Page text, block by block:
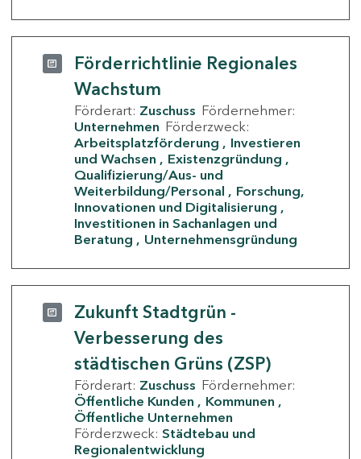
Förderrichtlinie Regionales
Wachstum
Förderart: Zuschuss Fördernehmer:
Unternehmen Förderzweck:
Arbeitsplatzförderung
Investieren
und Wachsen
Existenzgründung
Qualifizierung/Aus- und
Weiterbildung/Personal
Forschung,
Innovationen und Digitalisierung
Investitionen in Sachanlagen und
Beratung
Unternehmensgründung
Zukunft Stadtgrün -
Verbesserung des
städtischen Grüns (ZSP)
Förderart: Zuschuss Fördernehmer:
Öffentliche Kunden
Kommunen
Öffentliche Unternehmen
Förderzweck: Städtebau und
Regionalentwicklung